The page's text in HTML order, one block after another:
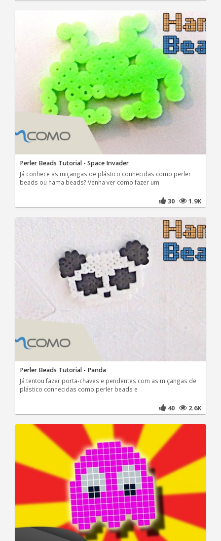
Perler Beads Tutorial - Space Invader
Já conhece as miçangas de plástico conhecidas como perler
beads ou hama beads? Venha ver como fazer um
30 1.9K
Perler Beads Tutorial - Panda
Já tentou fazer porta-chaves e pendentes com as miçangas de
plástico conhecidas como perler beads e
40 2.6K